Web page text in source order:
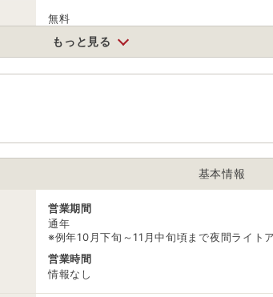
無料
もっと見る
基本情報
営業期間
通年
※例年10月下旬～11月中旬頃まで夜間ライト
営業時間
情報なし